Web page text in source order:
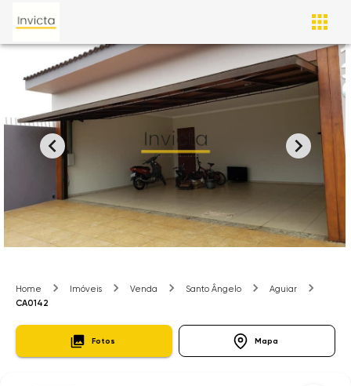
Home Imóveis Venda Santo Ângelo
Aguiar
CA0142
Fotos Mapa